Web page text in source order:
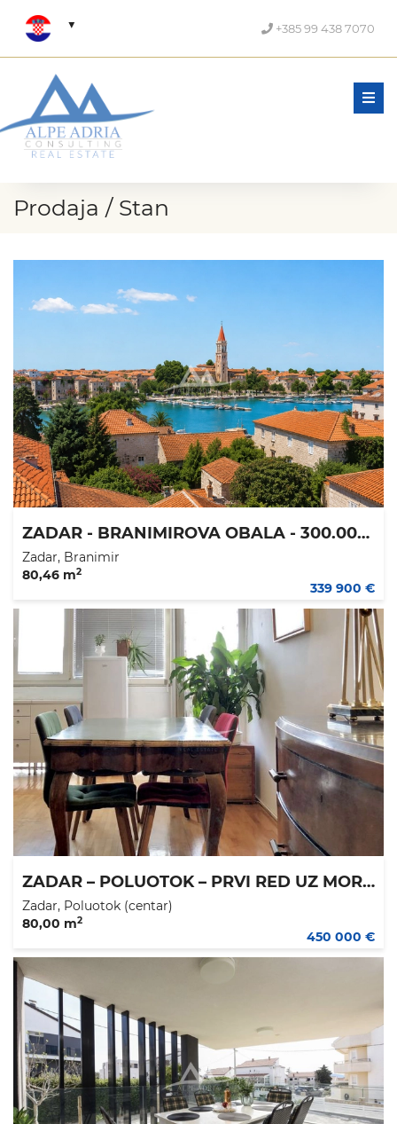
+385 99 438 7070
Prodaja / Stan
ZADAR - BRANIMIROVA OBALA - 300.000 €
Zadar, Branimir
80,46 m2
339 900 €
ZADAR – POLUOTOK – PRVI RED UZ MORE – EKSKLUZIVNA LOKACIJA
Zadar, Poluotok (centar)
80,00 m2
450 000 €